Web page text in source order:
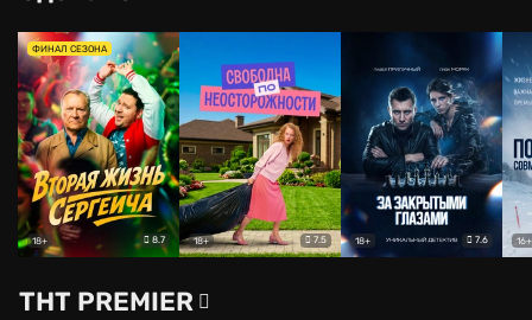
18+ 8.7
ФИНАЛ СЕЗОНА
18+ 7.5 18+ 7.6 16+
ТНТ PREMIER